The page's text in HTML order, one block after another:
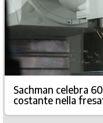
Sachman celebra
costante nella